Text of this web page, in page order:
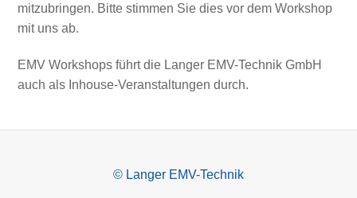
mitzubringen. Bitte stimmen Sie dies vor dem Workshop
mit uns ab.
EMV Workshops führt die Langer EMV-Technik GmbH
auch als Inhouse-Veranstaltungen durch.
© Langer EMV-Technik